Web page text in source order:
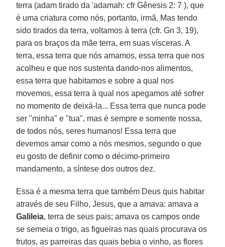
terra (adam tirado da 'adamah: cfr Gênesis 2: 7 ), que
é uma criatura como nós, portanto, irmã. Mas tendo
sido tirados da terra, voltamos à terra (cfr. Gn 3, 19),
para os braços da mãe terra, em suas vísceras. A
terra, essa terra que nós amamos, essa terra que nos
acolheu e que nos sustenta dando-nos alimentos,
essa terra que habitamos e sobre a qual nos
movemos, essa terra à qual nos apegamos até sofrer
no momento de deixá-la... Essa terra que nunca pode
ser "minha" e "tua", mas é sempre e somente nossa,
de todos nós, seres humanos! Essa terra que
devemos amar como a nós mesmos, segundo o que
eu gosto de definir como o décimo-primeiro
mandamento, a síntese dos outros dez.
Essa é a mesma terra que também Deus quis habitar
através de seu Filho, Jesus, que a amava: amava a
Galileia, terra de seus pais; amava os campos onde
se semeia o trigo, as figueiras nas quais procurava os
frutos, as parreiras das quais bebia o vinho, as flores